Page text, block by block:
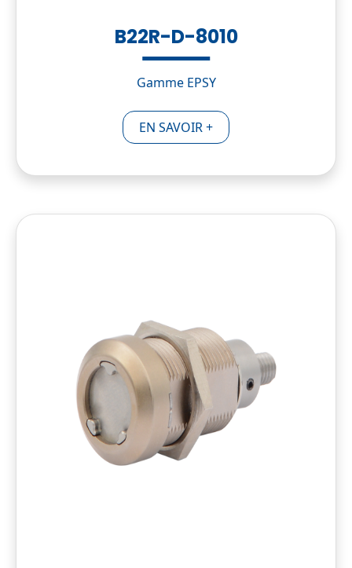
B22R-D-8010
Gamme EPSY
EN SAVOIR +